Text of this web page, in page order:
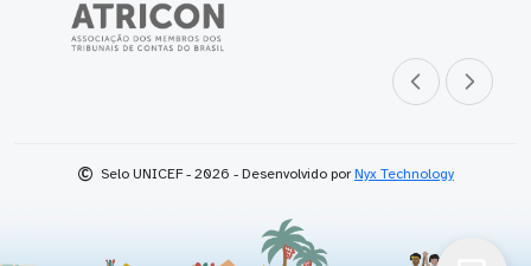
Parceiro anterior
Próximo
© Selo UNICEF - 2026 - Desenvolvido por Nyx Technology